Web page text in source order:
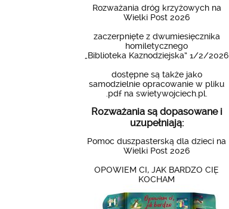
Rozważania dróg krzyżowych na
Wielki Post 2026
zaczerpnięte z dwumiesięcznika
homiletycznego
„Biblioteka Kaznodziejska” 1/2/2026
dostępne są także jako
samodzielnie opracowanie w pliku
.pdf na swietywojciech.pl.
Rozważania są dopasowane i
uzupełniają:
Pomoc duszpasterską dla dzieci na
Wielki Post 2026
OPOWIEM CI, JAK BARDZO CIĘ
KOCHAM